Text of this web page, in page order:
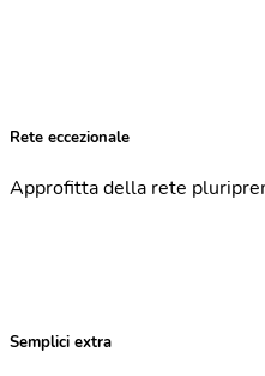
Rete eccezionale
Approfitta della rete
Semplici extra